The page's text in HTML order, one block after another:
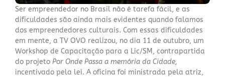
Ser empreendedor no Brasil não é tarefa fácil, e as
dificuldades são ainda mais evidentes quando falamos
dos empreendedores culturais. Com essas dificuldades
em mente, a TV OVO realizou, no dia 11 de outubro, um
Workshop de Capacitação para a Lic/SM, contrapartida
do projeto Por Onde Passa a memória da Cidade,
incentivado pela lei. A oficina foi ministrada pela atriz,